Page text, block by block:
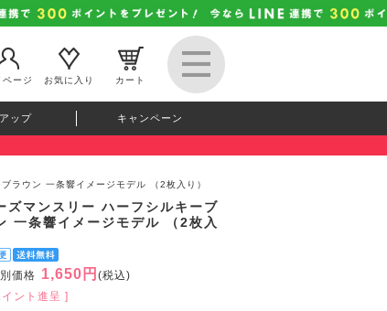
ページ
お気に入り カート
ップ キャンペーン
ラウン 一条響イメージモデル （2枚入り）
ズマンスリー ハーフシルキーブ
一条響イメージモデル （2枚入
価格 1,650円 (税込)
ント進呈 ]